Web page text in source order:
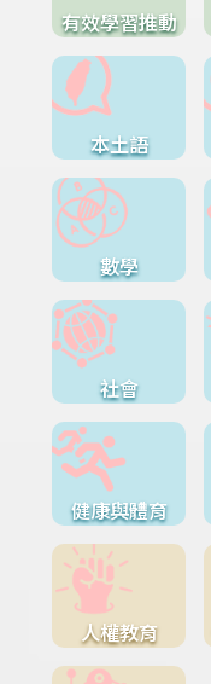
有效學習推動
本土語
數學
社會
健康與體育
人權教育